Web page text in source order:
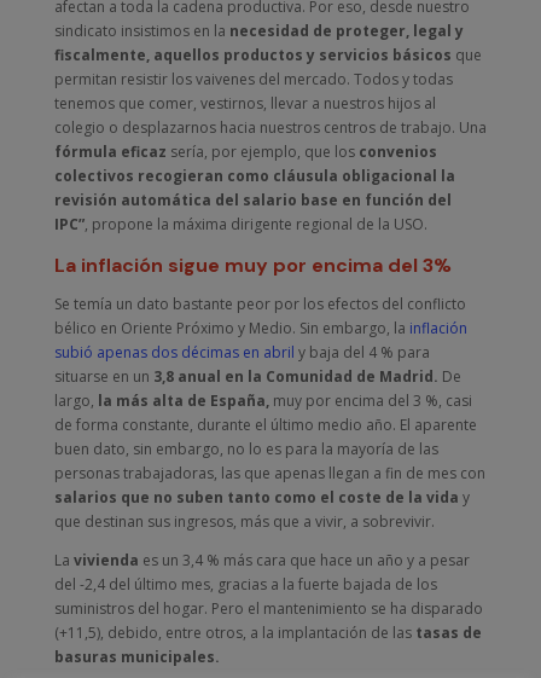
afectan a toda la cadena productiva. Por eso, desde nuestro
sindicato insistimos en la necesidad de proteger, legal y
fiscalmente, aquellos productos y servicios básicos que
permitan resistir los vaivenes del mercado. Todos y todas
tenemos que comer, vestirnos, llevar a nuestros hijos al
colegio o desplazarnos hacia nuestros centros de trabajo. Una
fórmula eficaz sería, por ejemplo, que los convenios
colectivos recogieran como cláusula obligacional la
revisión automática del salario base en función del
IPC”, propone la máxima dirigente regional de la USO.
La inflación sigue muy por encima del 3%
Se temía un dato bastante peor por los efectos del conflicto
bélico en Oriente Próximo y Medio. Sin embargo, la inflación
subió apenas dos décimas en abril y baja del 4 % para
situarse en un 3,8 anual en la Comunidad de Madrid. De
largo, la más alta de España,muy por encima del 3 %, casi
de forma constante, durante el último medio año. El aparente
buen dato, sin embargo, no lo es para la mayoría de las
personas trabajadoras, las que apenas llegan a fin de mes con
salarios que no suben tanto como el coste de la vida y
que destinan sus ingresos, más que a vivir, a sobrevivir.
La vivienda es un 3,4 % más cara que hace un año y a pesar
del -2,4 del último mes, gracias a la fuerte bajada de los
suministros del hogar. Pero el mantenimiento se ha disparado
(+11,5), debido, entre otros, a la implantación de lastasas de
basuras municipales.